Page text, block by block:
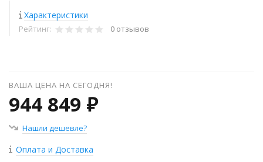
Характеристики
Рейтинг: 0 отзывов
ВАША ЦЕНА НА СЕГОДНЯ!
944 849 ₽
Нашли дешевле?
Оплата и Доставка